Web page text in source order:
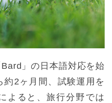
」の日本語対応を始
2ヶ月間、試験運用を
よると、旅行分野では